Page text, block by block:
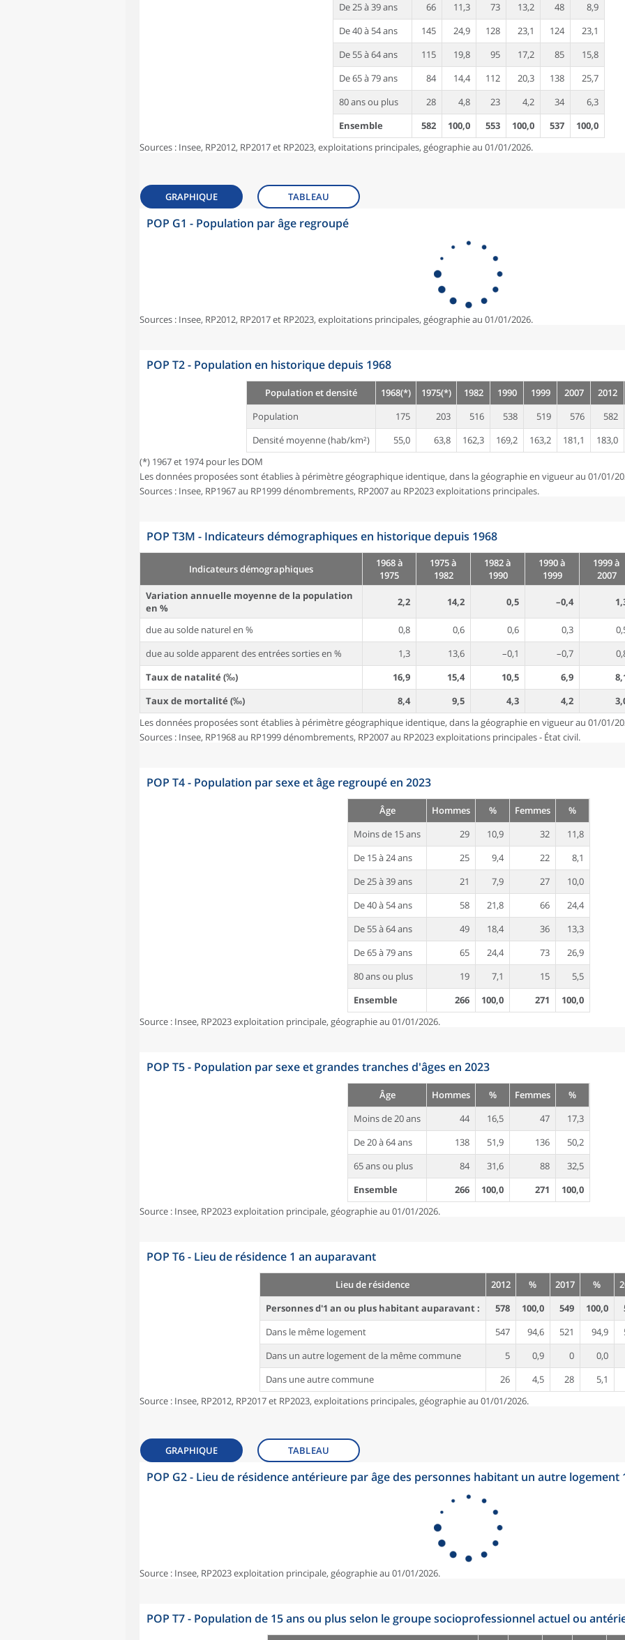
De 25 à 39 ans
66 11,3 73 13,2 48
8,9
De 40 à 54 ans
145 24,9 128 23,1 124
23,1
De 55 à 64 ans
115 19,8 95 17,2 85
15,8
De 65 à 79 ans
84 14,4 112 20,3 138
25,7
80 ans ou plus
28 4,8 23 4,2 34
6,3
Ensemble
582 100,0 553 100,0 537
100,0
Sources : Insee, RP2012, RP2017 et RP2023, exploitations principales, géographie au 01/01/2026.
GRAPHIQUE TABLEAU
POP G1 - Population par âge regroupé
Sources : Insee, RP2012, RP2017 et RP2023, exploitations principales, géographie au 01/01/2026.
POP T2 - Population en historique depuis 1968
Population et densité 1968(*) 1975(*) 1982 1990 1999 2007
2012
Population
175 203 516 538 519 576
582
Densité moyenne (hab/km²)
55,0 63,8 162,3 169,2 163,2 181,1
183,0
(*) 1967 et 1974 pour les DOM
Les données proposées sont établies à périmètre géographique identique, dans la géographie en vigueur au 01/01/
Sources : Insee, RP1967 au RP1999 dénombrements, RP2007 au RP2023 exploitations principales.
POP T3M - Indicateurs démographiques en historique depuis 1968
Indicateurs démographiques
1968 à
1975
1975 à
1982
1982 à
1990
1990 à
1999
1999 à
2007
Variation annuelle moyenne de la population
en %
2,2 14,2 0,5 –0,4
due au solde naturel en % 0,8 0,6 0,6 0,3
due au solde apparent des entrées sorties en %
1,3 13,6 –0,1 –0,7
Taux de natalité (‰)
16,9 15,4 10,5 6,9
Taux de mortalité (‰)
8,4 9,5 4,3 4,2
Les données proposées sont établies à périmètre géographique identique, dans la géographie en vigueur au 01/01/
Sources : Insee, RP1968 au RP1999 dénombrements, RP2007 au RP2023 exploitations principales - État civil.
POP T4 - Population par sexe et âge regroupé en 2023
Âge Hommes % Femmes
%
Moins de 15 ans
29 10,9 32
11,8
De 15 à 24 ans
25 9,4 22
8,1
De 25 à 39 ans
21 7,9 27
10,0
De 40 à 54 ans
58 21,8 66
24,4
De 55 à 64 ans
49 18,4 36
13,3
De 65 à 79 ans
65 24,4 73
26,9
80 ans ou plus
19 7,1 15
5,5
Ensemble
266 100,0 271
100,0
Source : Insee, RP2023 exploitation principale, géographie au 01/01/2026.
POP T5 - Population par sexe et grandes tranches d'âges en 2023
Âge Hommes % Femmes
%
Moins de 20 ans
44 16,5 47
17,3
De 20 à 64 ans
138 51,9 136
50,2
65 ans ou plus
84 31,6 88
32,5
Ensemble
266 100,0 271
100,0
Source : Insee, RP2023 exploitation principale, géographie au 01/01/2026.
POP T6 - Lieu de résidence 1 an auparavant
Lieu de résidence 2012 % 2017 %
Personnes d'1 an ou plus habitant auparavant :
578 100,0 549 100,0
Dans le même logement
547 94,6 521 94,9
Dans un autre logement de la même commune
5 0,9 0
0,0
Dans une autre commune
26 4,5 28
5,1
Source : Insee, RP2012, RP2017 et RP2023, exploitations principales, géographie au 01/01/2026.
GRAPHIQUE TABLEAU
POP G2 - Lieu de résidence antérieure par âge des personnes habitant un autre logement
Source : Insee, RP2023 exploitation principale, géographie au 01/01/2026.
POP T7 - Population de 15 ans ou plus selon le groupe socioprofessionnel actuel ou